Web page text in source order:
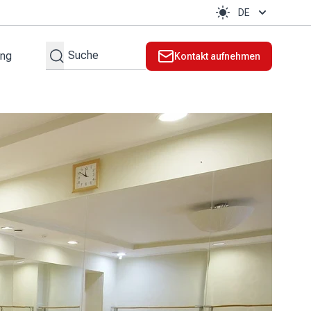
DE
Suchen
Kontakt aufnehmen